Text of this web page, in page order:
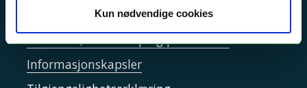
Kun nødvendige cookies
Personvern ved UiT
Sikkerhet, beredskap og personvern
Informasjonskapsler